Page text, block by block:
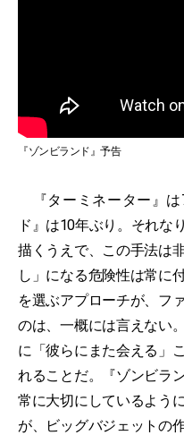
『ゾンビランド』予告
『ターミネーター』は
ド』は10年ぶり。それな
描くうえで、この手法は
し」になる危険性は常に
を選ぶアプローチが、フ
のは、一概には言えない
に「彼らにまた会える」
れることだ。『ゾンビラ
常に大切にしているよう
が、ビッグバジェットの